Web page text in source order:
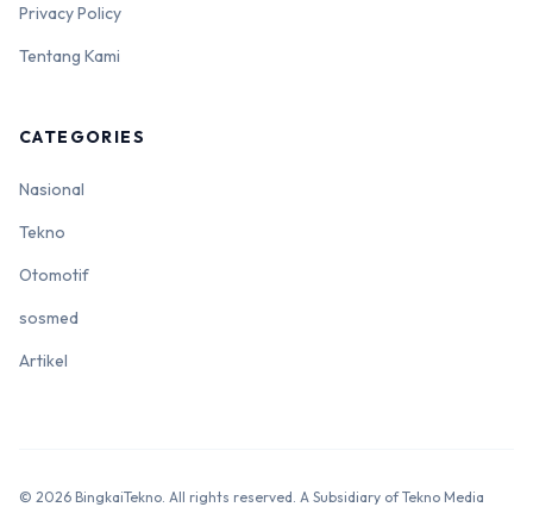
Privacy Policy
Tentang Kami
CATEGORIES
Nasional
Tekno
Otomotif
sosmed
Artikel
© 2026 BingkaiTekno. All rights reserved. A Subsidiary of Tekno Media